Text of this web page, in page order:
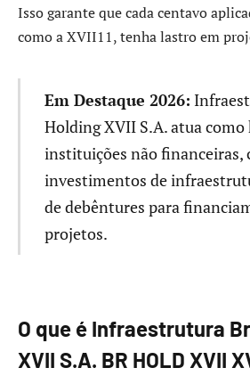
Isso garante que cada centavo
como a XVII11, tenha lastro em
Em Destaque 2026:
Holding XVII S.A. atua
instituições não financeiras,
investimentos de
de debêntures para
projetos.
O que é Infraestrutura
XVII S.A. BR HOLD XVII